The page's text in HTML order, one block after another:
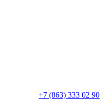
+7 (863) 333 02 90